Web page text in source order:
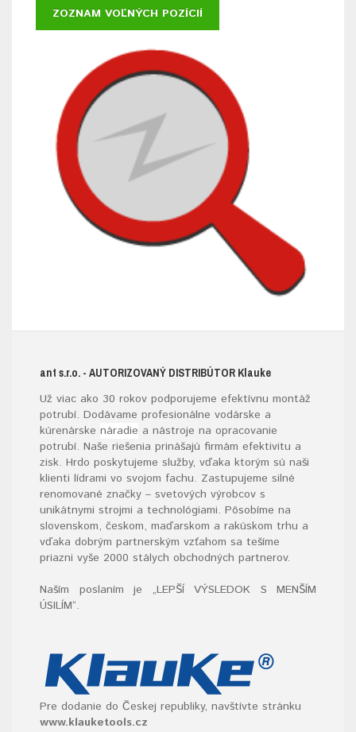
ZOZNAM VOĽNÝCH POZÍCIÍ
ant s.r.o. - AUTORIZOVANÝ DISTRIBÚTOR Klauke
Už viac ako 30 rokov podporujeme efektívnu montáž
potrubí. Dodávame profesionálne vodárske a
kúrenárske náradie a nástroje na opracovanie
potrubí. Naše riešenia prinášajú firmám efektivitu a
zisk. Hrdo poskytujeme služby, vďaka ktorým sú naši
klienti lídrami vo svojom fachu. Zastupujeme silné
renomované značky – svetových výrobcov s
unikátnymi strojmi a technológiami. Pôsobíme na
slovenskom, českom, maďarskom a rakúskom trhu a
vďaka dobrým partnerským vzťahom sa tešíme
priazni vyše 2000 stálych obchodných partnerov.
Naším poslaním je „LEPŠÍ VÝSLEDOK S MENŠÍM
ÚSILÍM“.
Pre dodanie do Českej republiky, navštívte stránku
www.klauketools.cz